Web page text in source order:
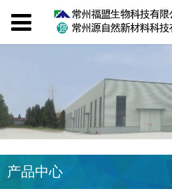
产品中心